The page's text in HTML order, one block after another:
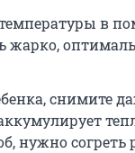
в
жарко,
снимите
нужно согреть